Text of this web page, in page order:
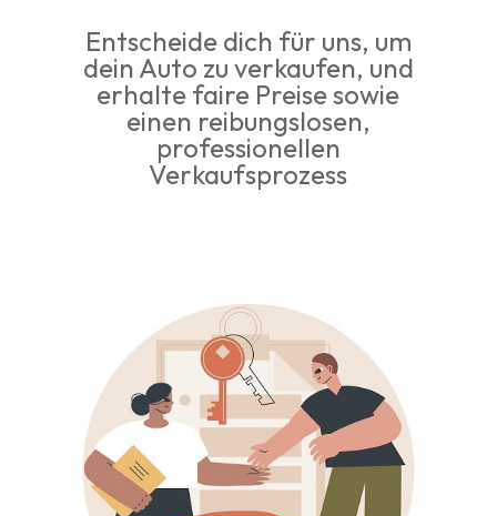
Entscheide dich für uns, um
dein Auto zu verkaufen, und
erhalte faire Preise sowie
einen reibungslosen,
professionellen
Verkaufsprozess